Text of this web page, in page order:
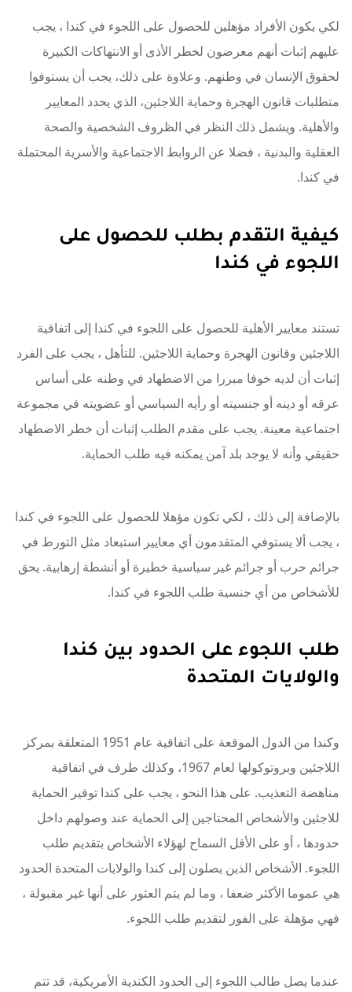
لكي يكون الأفراد مؤهلين للحصول على اللجوء في كندا ، يجب
عليهم إثبات أنهم معرضون لخطر الأذى أو الانتهاكات الكبيرة
لحقوق الإنسان في وطنهم. وعلاوة على ذلك، يجب أن يستوفوا
متطلبات قانون الهجرة وحماية اللاجئين، الذي يحدد المعايير
والأهلية. ويشمل ذلك النظر في الظروف الشخصية والصحة
العقلية والبدنية ، فضلا عن الروابط الاجتماعية والأسرية المحتملة
في كندا.
كيفية التقدم بطلب للحصول على
اللجوء في كندا
تستند معايير الأهلية للحصول على اللجوء في كندا إلى اتفاقية
اللاجئين وقانون الهجرة وحماية اللاجئين. للتأهل ، يجب على الفرد
إثبات أن لديه خوفا مبررا من الاضطهاد في وطنه على أساس
عرقه أو دينه أو جنسيته أو رأيه السياسي أو عضويته في مجموعة
اجتماعية معينة. يجب على مقدم الطلب إثبات أن خطر الاضطهاد
حقيقي وأنه لا يوجد بلد آمن يمكنه فيه طلب الحماية.
بالإضافة إلى ذلك ، لكي تكون مؤهلا للحصول على اللجوء في كندا
، يجب ألا يستوفي المتقدمون أي معايير استبعاد مثل التورط في
جرائم حرب أو جرائم غير سياسية خطيرة أو أنشطة إرهابية. يحق
للأشخاص من أي جنسية طلب اللجوء في كندا.
طلب اللجوء على الحدود بين كندا
والولايات المتحدة
وكندا من الدول الموقعة على اتفاقية عام 1951 المتعلقة بمركز
اللاجئين وبروتوكولها لعام 1967، وكذلك طرف في اتفاقية
مناهضة التعذيب. على هذا النحو ، يجب على كندا توفير الحماية
للاجئين والأشخاص المحتاجين إلى الحماية عند وصولهم داخل
حدودها ، أو على الأقل السماح لهؤلاء الأشخاص بتقديم طلب
اللجوء. الأشخاص الذين يصلون إلى كندا والولايات المتحدة الحدود
هي عموما الأكثر ضعفا ، وما لم يتم العثور على أنها غير مقبولة ،
فهي مؤهلة على الفور لتقديم طلب اللجوء.
عندما يصل طالب اللجوء إلى الحدود الكندية الأمريكية، قد تتم